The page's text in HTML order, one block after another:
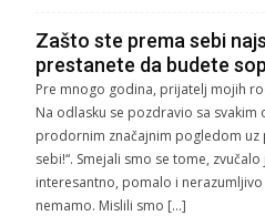
Zašto ste prema sebi
prestanete da budete
Pre mnogo godina, prijatelj mojih
Na odlasku se pozdravio sa svakim
prodornim značajnim pogledom
sebi!“. Smejali smo se tome,
interesantno, pomalo i
nemamo. Mislili smo […]